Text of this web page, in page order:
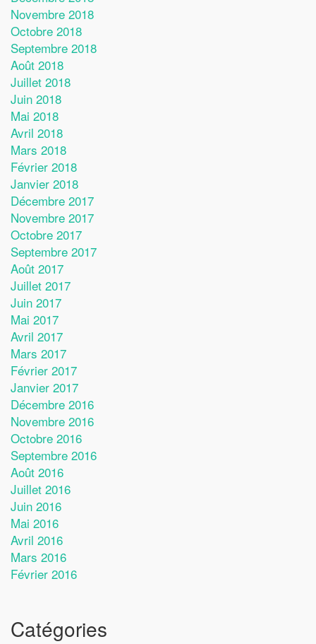
Novembre 2018
Octobre 2018
Septembre 2018
Août 2018
Juillet 2018
Juin 2018
Mai 2018
Avril 2018
Mars 2018
Février 2018
Janvier 2018
Décembre 2017
Novembre 2017
Octobre 2017
Septembre 2017
Août 2017
Juillet 2017
Juin 2017
Mai 2017
Avril 2017
Mars 2017
Février 2017
Janvier 2017
Décembre 2016
Novembre 2016
Octobre 2016
Septembre 2016
Août 2016
Juillet 2016
Juin 2016
Mai 2016
Avril 2016
Mars 2016
Février 2016
Catégories